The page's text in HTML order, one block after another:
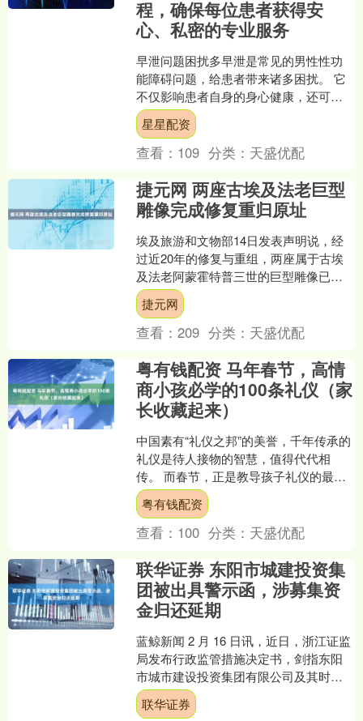
程，确保每位患者获得安
心、私密的专业服务
早泄问题困扰多早泄是常见的男性性功
能障碍问题，给患者带来诸多困扰。 它
不仅影响患者自身的身心健康，还可能
对夫妻关系、家庭和谐产生负面影响。
有研究表明，在男性性....
星星配资
查看： 109 分类： 天盛优配
捷元网 两座古埃及法老巨型
雕像完成修复重归原址
埃及旅游和文物部14日发表声明说，经
过近20年的修复与重组，两座属于古埃
及法老阿蒙霍特普三世的巨型雕像已重
新安置在位于埃及南部卢克索的阿蒙霍
特普三世神庙遗址。两....
捷元网
查看：209 分类： 天盛优配
粤有钱配资 马年春节，高情
商小孩必学的100条礼仪（家
长收藏起来）
中国素有“礼仪之邦”的美誉，千年传承的
礼仪是待人接物的智慧，值得代代相
传。 而春节，正是教导孩子礼仪的最佳
契机。 今天虎妈为大家整理 100 条新春
礼仪。 照着....
粤有钱配资
查看： 100 分类： 天盛优配
联华证券 东阳市城建投资集
团被出具警示函，涉募集资
金归还延期
蓝鲸新闻 2 月 16 日讯，近日，浙江证监
局发布行政监管措施决定书，剑指东阳
市城市建设投资集团有限公司及其时任
财务负责人何韬。 决定书显示，东阳市
城市建设投资....
联华证券